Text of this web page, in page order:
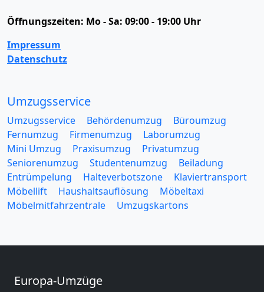
Öffnungszeiten: Mo - Sa: 09:00 - 19:00 Uhr
Impressum
Datenschutz
Umzugsservice
Umzugsservice Behördenumzug
Büroumzug
Fernumzug
Firmenumzug
Laborumzug
Mini Umzug
Praxisumzug
Privatumzug
Seniorenumzug
Studentenumzug
Beiladung
Entrümpelung
Halteverbotszone
Klaviertransport
Möbellift
Haushaltsauflösung
Möbeltaxi
Möbelmitfahrzentrale
Umzugskartons
Europa-Umzüge